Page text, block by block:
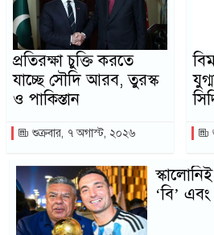
প্রতিরক্ষা চুক্তি করতে
যাচ্ছে সৌদি আরব, তুরস্ক
ও পাকিস্তান
শুক্রবার, ৭ অগাস্ট, ২০২৬
‘বি’